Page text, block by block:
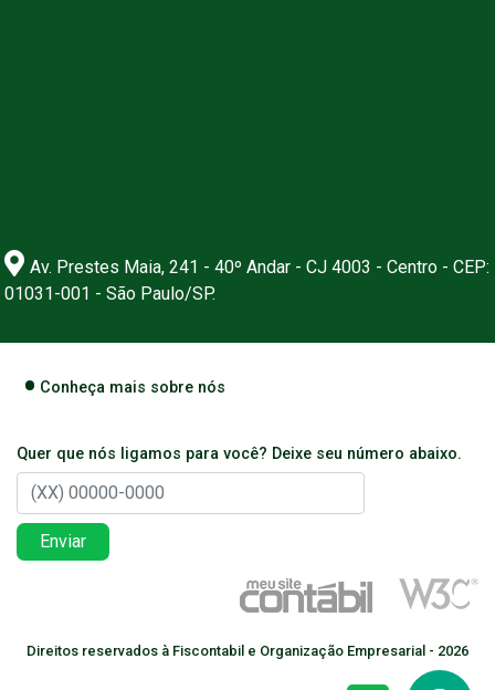
Av. Prestes Maia, 241 - 40º Andar - CJ 4003 - Centro - CEP:
01031-001 - São Paulo/SP.
Conheça mais sobre nós
Quer que nós ligamos para você? Deixe seu número abaixo.
Enviar
Direitos reservados à Fiscontabil e Organização Empresarial - 2026